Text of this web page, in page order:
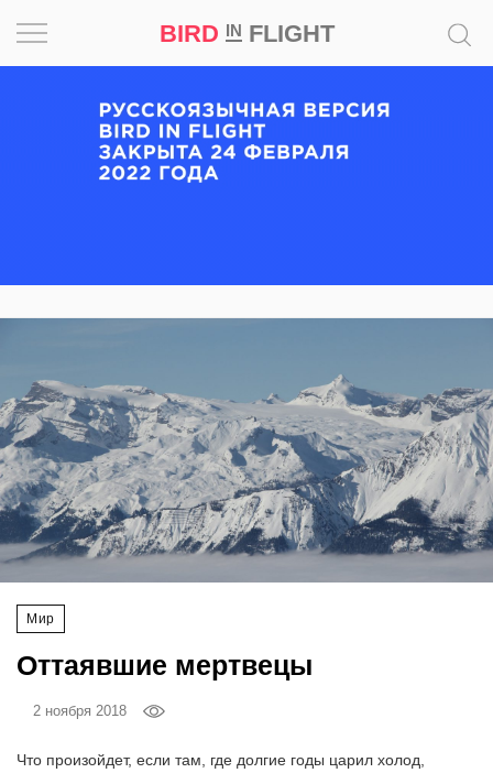
BIRD INFLIGHT
Мир
Оттаявшие мертвецы
2 ноября 2018
Что произойдет, если там, где долгие годы царил холод,